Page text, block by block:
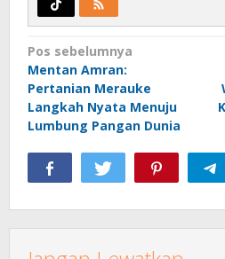
Navigasi
pos
Pos sebelumnya
Mentan Amran:
Pertanian Merauke
Langkah Nyata Menuju
Lumbung Pangan Dunia